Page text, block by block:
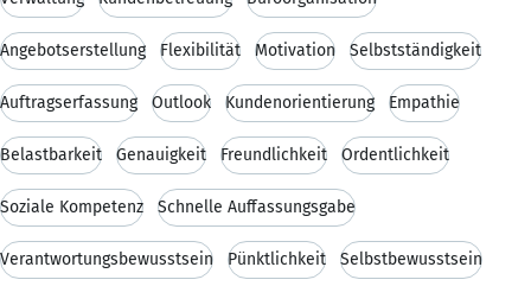
Angebotserstellung Flexibilität Motivation Selbstständigkeit
Auftragserfassung Outlook Kundenorientierung Empathie
Belastbarkeit Genauigkeit Freundlichkeit Ordentlichkeit
Soziale Kompetenz Schnelle Auffassungsgabe
Verantwortungsbewusstsein Pünktlichkeit Selbstbewusstsein